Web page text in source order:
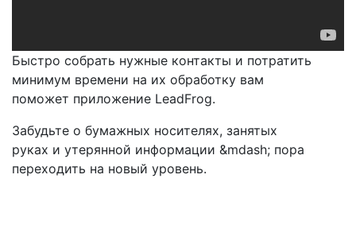
Быстро собрать нужные контакты и потратить
минимум времени на их обработку вам
поможет приложение LeadFrog.
Забудьте о бумажных носителях, занятых
руках и утерянной информации &mdash; пора
переходить на новый уровень.